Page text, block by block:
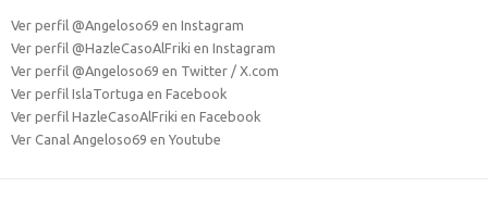
Ver perfil @Angeloso69 en Instagram
Ver perfil @HazleCasoAlFriki en Instagram
Ver perfil @Angeloso69 en Twitter / X.com
Ver perfil IslaTortuga en Facebook
Ver perfil HazleCasoAlFriki en Facebook
Ver Canal Angeloso69 en Youtube